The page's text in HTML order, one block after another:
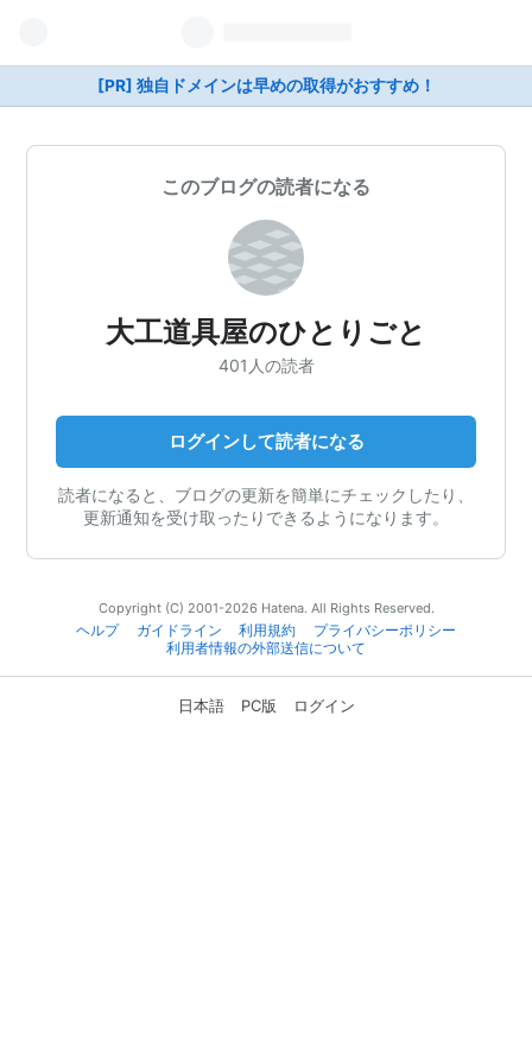
[PR] 独自ドメインは早めの取得がおすすめ！
このブログの読者になる
大工道具屋のひとりごと
401人の読者
ログインして読者になる
読者になると、ブログの更新を簡単にチェックしたり、
更新通知を受け取ったりできるようになります。
Copyright (C) 2001-2026 Hatena. All Rights Reserved.
ヘルプ
ガイドライン 利用規約
プライバシーポリシー
利用者情報の外部送信について
日本語 PC版 ログイン